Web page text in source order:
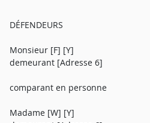
DÉFENDEURS
Monsieur [F] [Y]
demeurant [Adresse 6]
comparant en personne
Madame [W] [Y]